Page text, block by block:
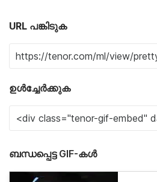
URL പങ്കിടുക
ഉൾച്ചേർക്കുക
ബന്ധപ്പെട്ട GIF-കൾ